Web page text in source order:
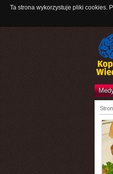
Ta strona wykorzystuje pliki cookies.